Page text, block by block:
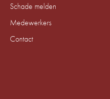
Schade melden
Medewerkers
Contact